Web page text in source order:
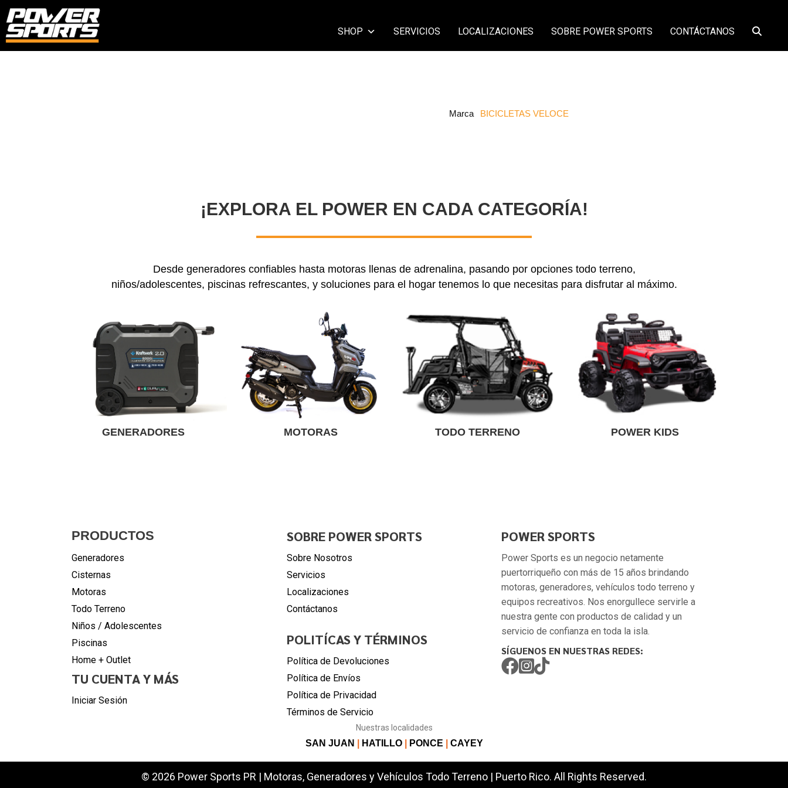
SHOP SERVICIOS LOCALIZACIONES SOBRE POWER SPORTS CONTÁCTANOS
Marca BICICLETAS VELOCE
¡EXPLORA EL POWER EN CADA CATEGORÍA!
Desde generadores confiables hasta motoras llenas de adrenalina, pasando por opciones todo terreno,
niños/adolescentes, piscinas refrescantes, y soluciones para el hogar tenemos lo que necesitas para disfrutar al máximo.
GENERADORES MOTORAS TODO TERRENO POWER KIDS
PRODUCTOS
Generadores
Cisternas
Motoras
Todo Terreno
Niños / Adolescentes
Piscinas
Home + Outlet
TU CUENTA Y MÁS
Iniciar Sesión
SOBRE POWER SPORTS
Sobre Nosotros
Servicios
Localizaciones
Contáctanos
POLITÍCAS Y TÉRMINOS
Política de Devoluciones
Política de Envíos
Política de Privacidad
Términos de Servicio
POWER SPORTS
Power Sports es un negocio netamente
puertorriqueño con más de 15 años brindando
motoras, generadores, vehículos todo terreno y
equipos recreativos. Nos enorgullece servirle a
nuestra gente con productos de calidad y un
servicio de confianza en toda la isla.
SÍGUENOS EN NUESTRAS REDES:
Nuestras localidades
SAN JUAN HATILLO PONCE CAYEY
© 2026 Power Sports PR | Motoras, Generadores y Vehículos Todo Terreno | Puerto Rico. All Rights Reserved.